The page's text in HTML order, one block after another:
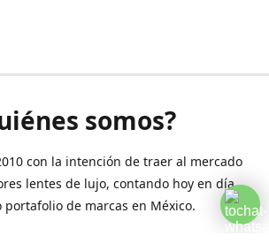
somos?
con la intención de traer al mercado
lentes de lujo, contando hoy en día
de marcas en México.